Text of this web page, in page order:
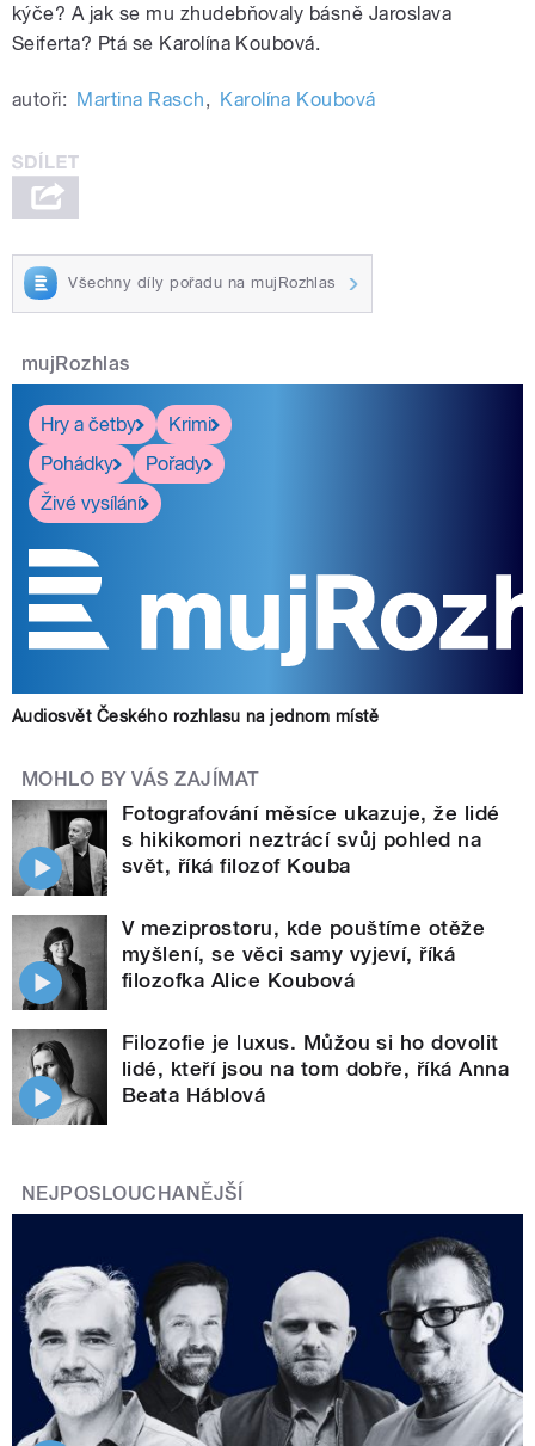
kýče? A jak se mu zhudebňovaly básně Jaroslava
Seiferta? Ptá se Karolína Koubová.
autoři: Martina Rasch, Karolína Koubová
Všechny díly pořadu na mujRozhlas
mujRozhlas
Hry a četby
Krimi
Pohádky
Pořady
Živé vysílání
Audiosvět Českého rozhlasu na jednom místě
MOHLO BY VÁS ZAJÍMAT
Fotografování měsíce ukazuje, že lidé
s hikikomori neztrácí svůj pohled na
svět, říká filozof Kouba
V meziprostoru, kde pouštíme otěže
myšlení, se věci samy vyjeví, říká
filozofka Alice Koubová
Filozofie je luxus. Můžou si ho dovolit
lidé, kteří jsou na tom dobře, říká Anna
Beata Háblová
NEJPOSLOUCHANĚJŠÍ